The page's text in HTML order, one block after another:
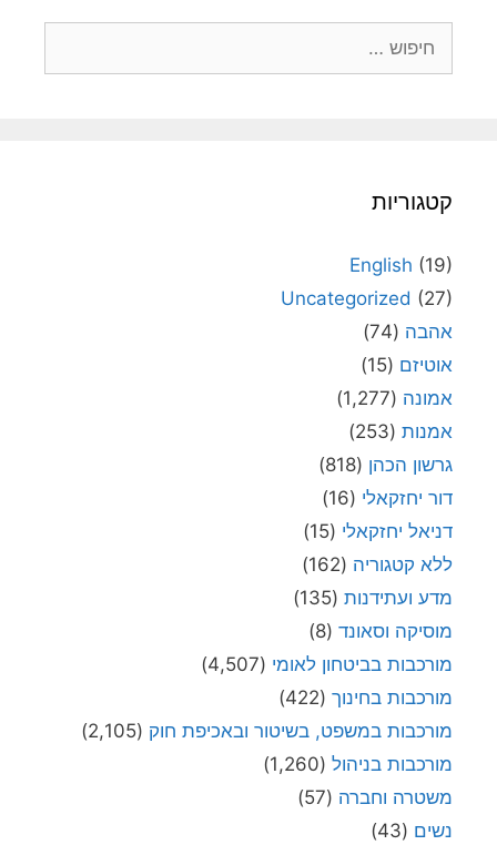
קטגוריות
English (19)
Uncategorized (27)
אהבה (74)
אוטיזם (15)
אמונה (1,277)
אמנות (253)
גרשון הכהן (818)
דור יחזקאלי (16)
דניאל יחזקאלי (15)
ללא קטגוריה (162)
מדע ועתידנות (135)
מוסיקה וסאונד (8)
מורכבות בביטחון לאומי (4,507)
מורכבות בחינוך (422)
מורכבות במשפט, בשיטור ובאכיפת חוק (2,105)
מורכבות בניהול (1,260)
משטרה וחברה (57)
נשים (43)